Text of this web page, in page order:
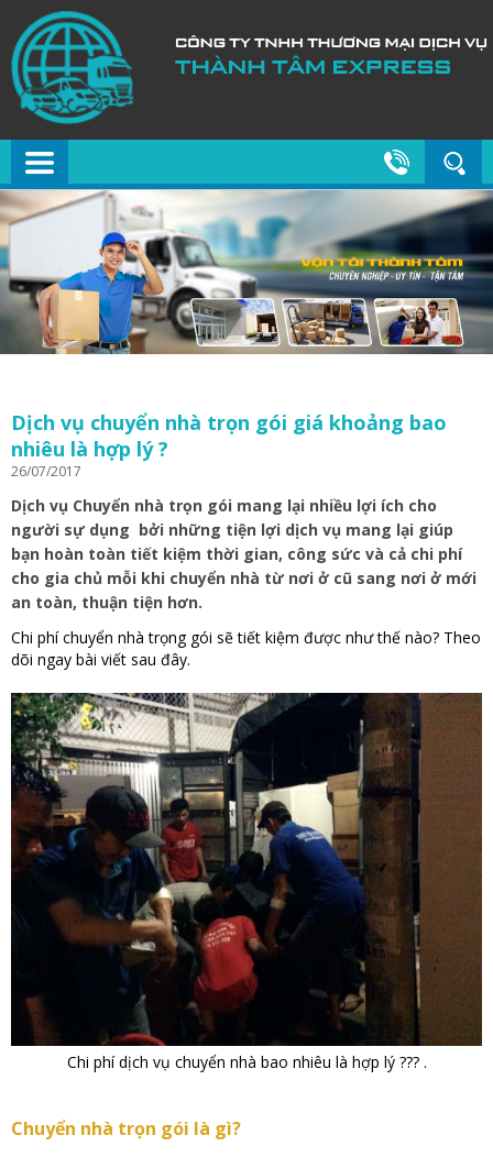
Dịch vụ chuyển nhà trọn gói giá khoảng bao
nhiêu là hợp lý ?
26/07/2017
Dịch vụ Chuyển nhà trọn gói mang lại nhiều lợi ích cho
người sự dụng bởi những tiện lợi dịch vụ mang lại giúp
bạn hoàn toàn tiết kiệm thời gian, công sức và cả chi phí
cho gia chủ mỗi khi chuyển nhà từ nơi ở cũ sang nơi ở mới
an toàn, thuận tiện hơn.
Chi phí chuyển nhà trọng gói sẽ tiết kiệm được như thế nào? Theo
dõi ngay bài viết sau đây.
Chi phí dịch vụ chuyển nhà bao nhiêu là hợp lý ??? .
Chuyển nhà trọn gói là gì?